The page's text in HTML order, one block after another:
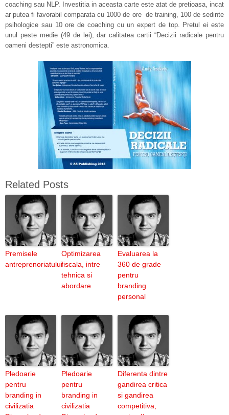
coaching sau NLP. Investitia in aceasta carte este atat de pretioasa, incat
ar putea fi favorabil comparata cu 1000 de ore de training, 100 de sedinte
psihologice sau 10 ore de coaching cu un expert de top. Pretul ei este
unul peste medie (49 de lei), dar calitatea cartii “Decizii radicale pentru
oameni destepti” este astronomica.
Related Posts
Premisele
antreprenoriatului
Optimizarea
fiscala, intre
tehnica si
abordare
Evaluarea la
360 de grade
pentru
branding
personal
Pledoarie
pentru
branding in
civilizatia
Pledoarie
pentru
branding in
civilizatia
Diferenta dintre
gandirea critica
si gandirea
competitiva,